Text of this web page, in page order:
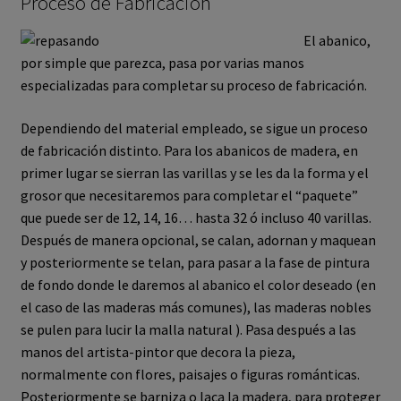
La Fabricación
Blog
Contacto
Mi cuenta
El abanico,
por simple que parezca, pasa por varias manos
especializadas para completar su proceso de fabricación.
Dependiendo del material empleado, se sigue un proceso
de fabricación distinto. Para los abanicos de madera, en
primer lugar se sierran las varillas y se les da la forma y el
grosor que necesitaremos para completar el “paquete”
que puede ser de 12, 14, 16… hasta 32 ó incluso 40 varillas.
Después de manera opcional, se calan, adornan y maquean
y posteriormente se telan, para pasar a la fase de pintura
de fondo donde le daremos al abanico el color deseado (en
el caso de las maderas más comunes), las maderas nobles
se pulen para lucir la malla natural ). Pasa después a las
manos del artista-pintor que decora la pieza,
normalmente con flores, paisajes o figuras románticas.
Posteriormente se barniza o laca la madera, para proteger